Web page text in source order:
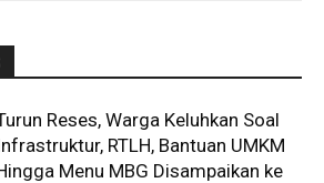
Reses, Warga Keluhkan Soal
RTLH, Bantuan UMKM
Menu MBG Disampaikan ke